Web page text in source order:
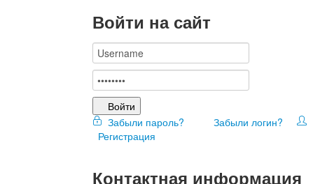
Войти на сайт
Войти
Забыли пароль?
Забыли логин?
Регистрация
Контактная информация